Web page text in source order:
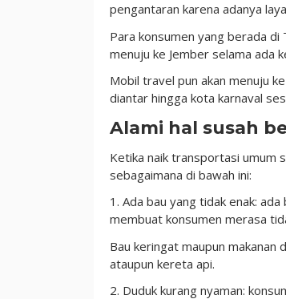
pengantaran karena adanya
Para konsumen yang berada di
menuju ke Jember selama ada
Mobil travel pun akan menuju
diantar hingga kota karnaval
Alami hal susah
Ketika naik transportasi umum
sebagaimana di bawah ini:
1. Ada bau yang tidak enak:
membuat konsumen merasa
Bau keringat maupun makanan
ataupun kereta api.
2. Duduk kurang nyaman: